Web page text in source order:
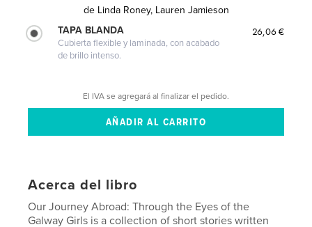
de Linda Roney, Lauren Jamieson
TAPA BLANDA
Cubierta flexible y laminada, con acabado
de brillo intenso.
26,06 €
El IVA se agregará al finalizar el pedido.
Acerca del libro
Our Journey Abroad: Through the Eyes of the
Galway Girls is a collection of short stories written